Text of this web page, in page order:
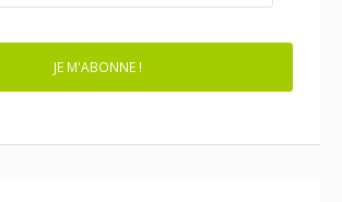
JE M'ABONNE !